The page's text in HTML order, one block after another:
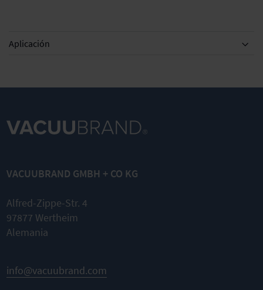
Aplicación
VACUUBRAND GMBH + CO KG
Alfred-Zippe-Str. 4
97877 Wertheim
Alemania
info@vacuubrand.com